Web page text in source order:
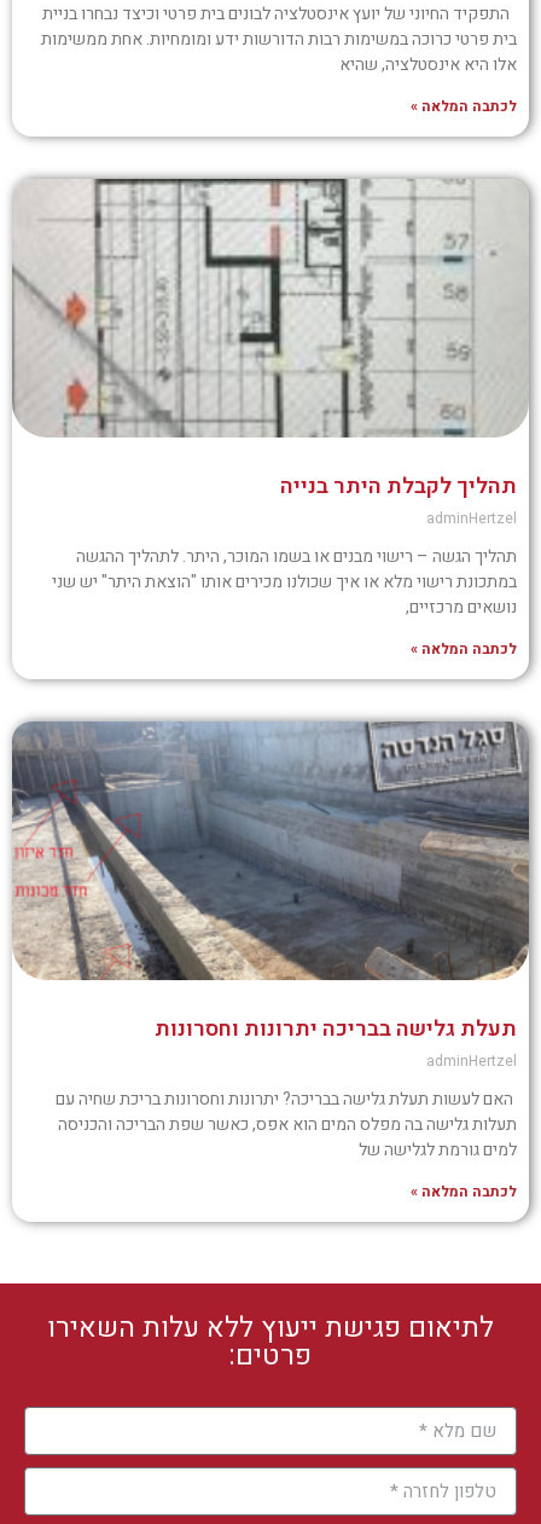
התפקיד החיוני של יועץ אינסטלציה לבונים בית פרטי וכיצד נבחרו בניית
בית פרטי כרוכה במשימות רבות הדורשות ידע ומומחיות. אחת ממשימות
אלו היא אינסטלציה, שהיא
לכתבה המלאה »
תהליך לקבלת היתר בנייה
adminHertzel
תהליך הגשה – רישוי מבנים או בשמו המוכר, היתר. לתהליך ההגשה
במתכונת רישוי מלא או איך שכולנו מכירים אותו "הוצאת היתר" יש שני
נושאים מרכזיים,
לכתבה המלאה »
תעלת גלישה בבריכה יתרונות וחסרונות
adminHertzel
האם לעשות תעלת גלישה בבריכה? יתרונות וחסרונות בריכת שחיה עם
תעלות גלישה בה מפלס המים הוא אפס, כאשר שפת הבריכה והכניסה
למים גורמת לגלישה של
לכתבה המלאה »
לתיאום פגישת ייעוץ ללא עלות השאירו
פרטים: